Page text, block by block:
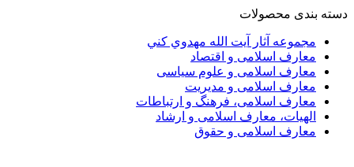
دسته بندی محصولات
مجموعه آثار آيت الله مهدوي كني
معارف اسلامی و اقتصاد
معارف اسلامی و علوم سیاسی
معارف اسلامی و مدیریت
معارف اسلامی، فرهنگ و ارتباطات
الهیات، معارف اسلامی و ارشاد
معارف اسلامی و حقوق